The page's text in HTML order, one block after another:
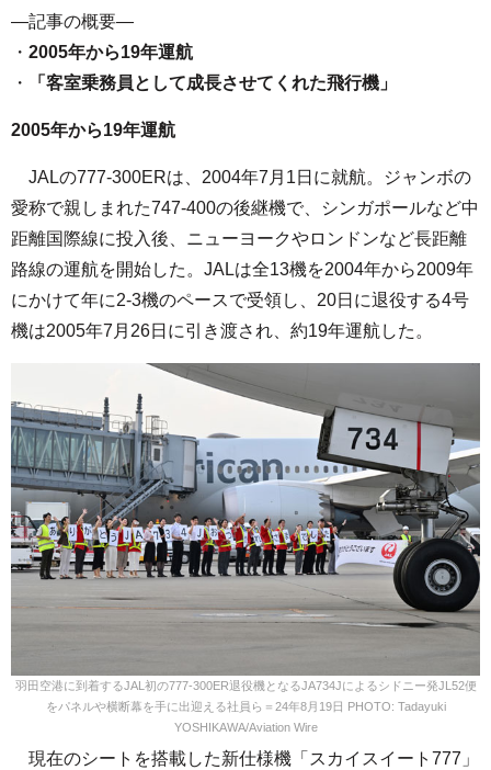
—記事の概要—
・ 2005年から19年運航
・
「客室乗務員として成長させてくれた飛行機」
2005年から19年運航
JALの777-300ERは、2004年7月1日に就航。ジャンボの
愛称で親しまれた747-400の後継機で、シンガポールなど中
距離国際線に投入後、ニューヨークやロンドンなど長距離
路線の運航を開始した。JALは全13機を2004年から2009年
にかけて年に2-3機のペースで受領し、20日に退役する4号
機は2005年7月26日に引き渡され、約19年運航した。
羽田空港に到着するJAL初の777-300ER退役機となるJA734Jによるシドニー発JL52便
をパネルや横断幕を手に出迎える社員ら＝24年8月19日 PHOTO: Tadayuki
YOSHIKAWA/Aviation Wire
現在のシートを搭載した新仕様機「スカイスイート777」